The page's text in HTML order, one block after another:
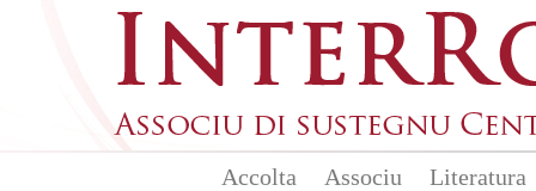
Accolta Associu Literatura